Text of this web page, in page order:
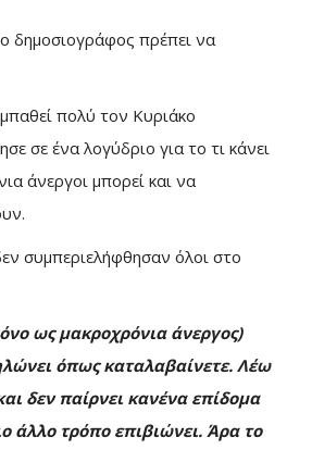
δημοσιογράφος πρέπει να
πολύ τον Κυριάκο
σε ένα λογύδριο για το τι κάνει
άνεργοι μπορεί και να
συμπεριελήφθησαν όλοι στο
ως μακροχρόνια άνεργος)
όπως καταλαβαίνετε. Λέω
δεν παίρνει κανένα επίδομα
άλλο τρόπο επιβιώνει. Άρα το